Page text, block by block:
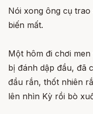
Nói xong ông cụ
biến mất.
Một hôm đi chơi
bị đánh dập đầu, đã
đầu rắn, thốt nhiên
lên nhìn Kỳ rồi bò